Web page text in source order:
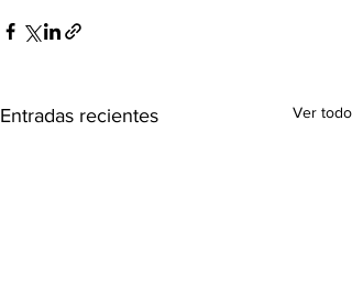
Entradas recientes Ver todo